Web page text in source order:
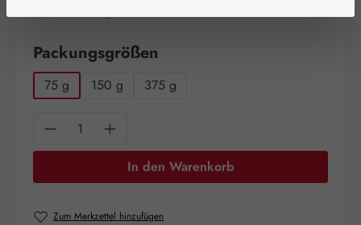
Packungsgrößen
75 g 150 g 375 g
Produkt Anzahl: Gib den gewünschten
In den Warenkorb
Zum Merkzettel hinzufügen